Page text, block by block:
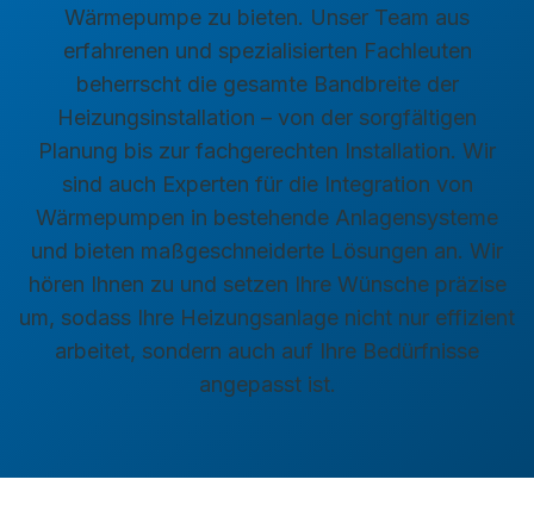
Wärmepumpe zu bieten. Unser Team aus
erfahrenen und spezialisierten Fachleuten
beherrscht die gesamte Bandbreite der
Heizungsinstallation – von der sorgfältigen
Planung bis zur fachgerechten Installation. Wir
sind auch Experten für die Integration von
Wärmepumpen in bestehende Anlagensysteme
und bieten maßgeschneiderte Lösungen an. Wir
hören Ihnen zu und setzen Ihre Wünsche präzise
um, sodass Ihre Heizungsanlage nicht nur effizient
arbeitet, sondern auch auf Ihre Bedürfnisse
angepasst ist.